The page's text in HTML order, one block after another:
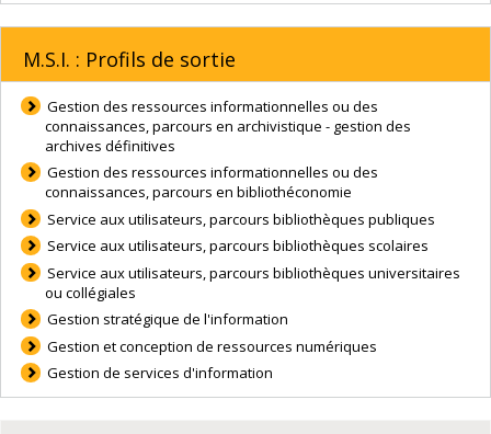
M.S.I. : Profils de sortie
Gestion des ressources informationnelles ou des
connaissances, parcours en archivistique - gestion des
archives définitives
Gestion des ressources informationnelles ou des
connaissances, parcours en bibliothéconomie
Service aux utilisateurs, parcours bibliothèques publiques
Service aux utilisateurs, parcours bibliothèques scolaires
Service aux utilisateurs, parcours bibliothèques universitaires
ou collégiales
Gestion stratégique de l'information
Gestion et conception de ressources numériques
Gestion de services d'information